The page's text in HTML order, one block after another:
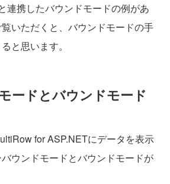
連携したバウンドモードの例があ
いただくと、バウンドモードの手
と思います。
ードとバウンドモード
for ASP.NETにデータを表示
ウンドモードとバウンドモードが